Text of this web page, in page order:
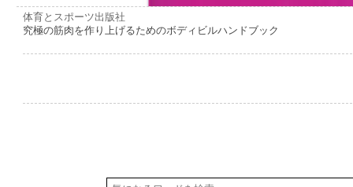
体育とスポーツ出版社
究極の筋肉を作り上げるためのボディビルハンドブック